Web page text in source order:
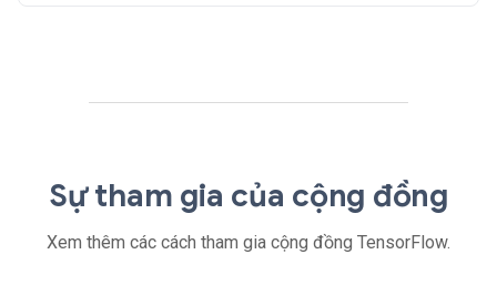
Sự tham gia của cộng đồng
Xem thêm các cách tham gia cộng đồng TensorFlow.